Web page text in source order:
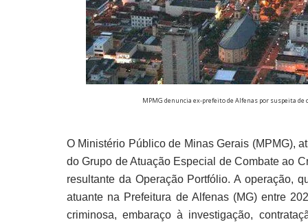
MPMG denuncia ex-prefeito de Alfenas por suspeita
O Ministério Público de Minas Gerais (MPMG),
do Grupo de Atuação Especial de Combate ao
resultante da Operação Portfólio. A operação,
atuante na Prefeitura de Alfenas (MG) entre
criminosa, embaraço à investigação,